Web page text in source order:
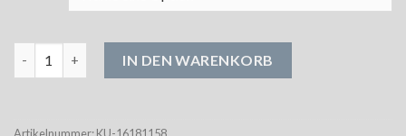
IN DEN WARENKORB
Artikelnummer:KU-16181158